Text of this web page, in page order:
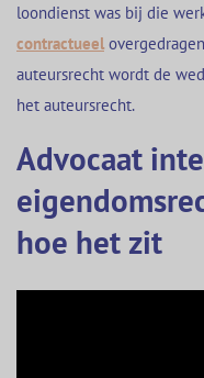
loondienst was bij die
contractueel
auteursrecht wordt de
het auteursrecht.
Advocaat
hoe het zit